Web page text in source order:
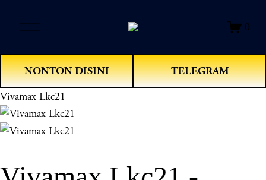
e
n
M
e
u
0
NONTON DISINI TELEGRAM
Vivamax Lkc21